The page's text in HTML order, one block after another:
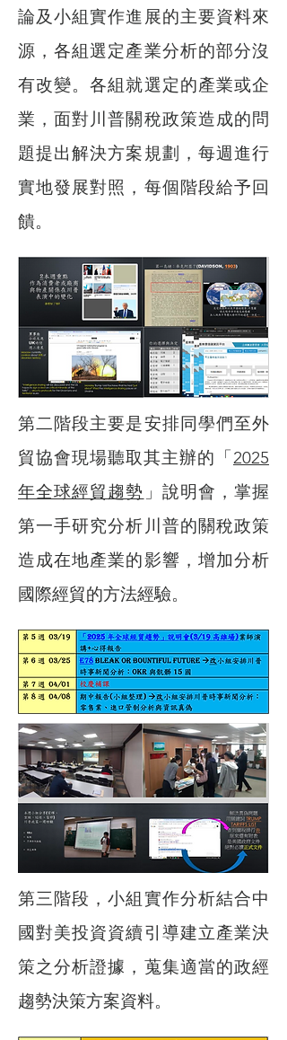
論及小組實作進展的主要資料來
源，各組選定產業分析的部分沒
有改變。各組就選定的產業或企
業，面對川普關稅政策造成的問
題提出解決方案規劃，每週進行
實地發展對照，每個階段給予回
饋。
第二階段主要是安排同學們至外
貿協會現場聽取其主辦的「2025
年全球經貿趨勢 」說明會，掌握
第一手研究分析川普的關稅政策
造成在地產業的影響，增加分析
國際經貿的方法經驗。
第三階段，小組實作分析結合中
國對美投資資續引導建立產業決
策之分析證據，蒐集適當的政經
趨勢決策方案資料。